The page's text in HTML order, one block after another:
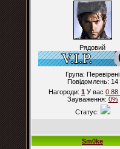
Рядовий
Група: Перевірені
Повідомлень: 14
Нагороди: 1 У вас 0.88
Зауваження: 0%
Статус:
Sm0ke